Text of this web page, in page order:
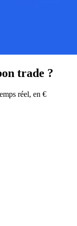
trade ?
réel, en €